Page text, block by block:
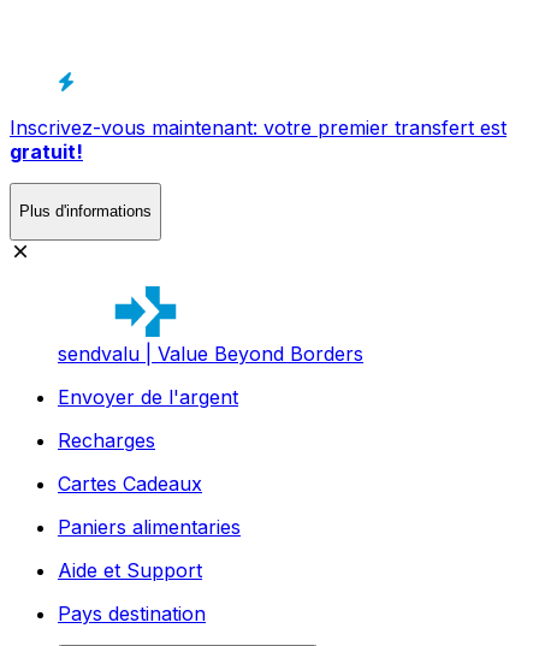
Inscrivez-vous maintenant: votre premier transfert est
gratuit!
Plus d'informations
sendvalu | Value Beyond Borders
Envoyer de l'argent
Recharges
Cartes Cadeaux
Paniers alimentaries
Aide et Support
Pays destination